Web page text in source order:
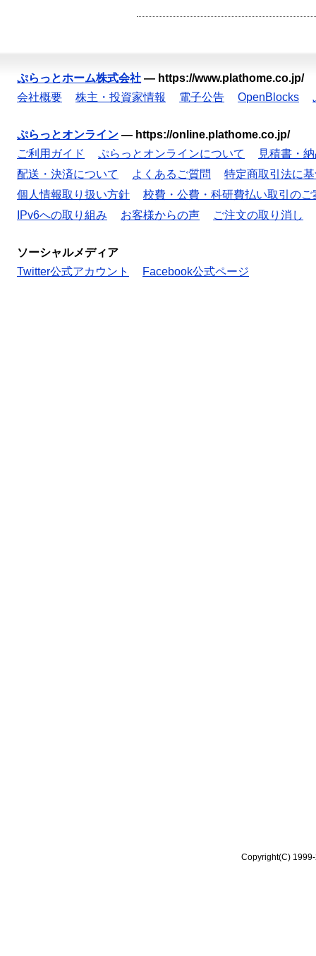
ぷらっとホーム株式会社 — https://www.plathome.co.jp/
会社概要
株主・投資家情報 電子公告 OpenBlocks
ぷらっとオンライン — https://online.plathome.co.jp/
ご利用ガイド
ぷらっとオンラインについて
見積書・
配送・決済について
よくあるご質問
特定商取引法に
個人情報取り扱い方針
校費・公費・科研費払い取引のご
IPv6への取り組み
お客様からの声 ご注文の取り消し
ソーシャルメディア
Twitter公式アカウント
Facebook公式ページ
Copyright(C)